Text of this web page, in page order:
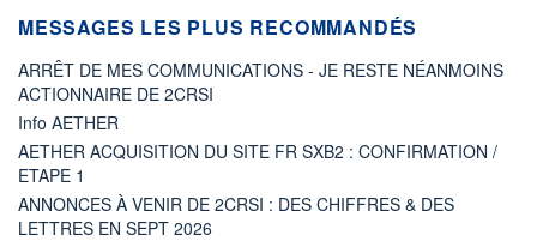
MESSAGES LES PLUS RECOMMANDÉS
ARRÊT DE MES COMMUNICATIONS - JE RESTE NÉANMOINS
ACTIONNAIRE DE 2CRSI
Info AETHER
AETHER ACQUISITION DU SITE FR SXB2 : CONFIRMATION /
ETAPE 1
ANNONCES À VENIR DE 2CRSI : DES CHIFFRES & DES
LETTRES EN SEPT 2026